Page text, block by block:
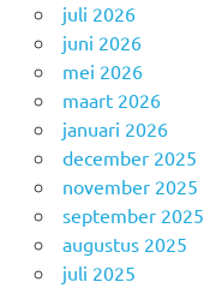
juli 2026
juni 2026
mei 2026
maart 2026
januari 2026
december 2025
november 2025
september 2025
augustus 2025
juli 2025